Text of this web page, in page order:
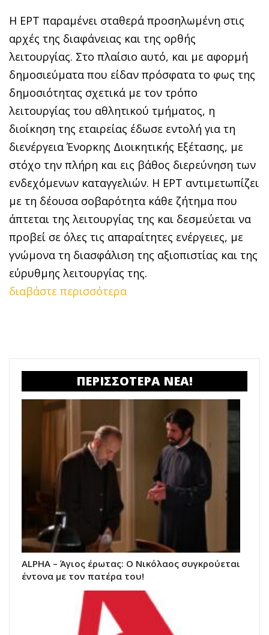
Η ΕΡΤ παραμένει σταθερά προσηλωμένη στις
αρχές της διαφάνειας και της ορθής
λειτουργίας. Στο πλαίσιο αυτό, και με αφορμή
δημοσιεύματα που είδαν πρόσφατα το φως της
δημοσιότητας σχετικά με τον τρόπο
λειτουργίας του αθλητικού τμήματος, η
διοίκηση της εταιρείας έδωσε εντολή για τη
διενέργεια Ένορκης Διοικητικής Εξέτασης, με
στόχο την πλήρη και εις βάθος διερεύνηση των
ενδεχόμενων καταγγελιών. Η ΕΡΤ αντιμετωπίζει
με τη δέουσα σοβαρότητα κάθε ζήτημα που
άπτεται της λειτουργίας της και δεσμεύεται να
προβεί σε όλες τις απαραίτητες ενέργειες, με
γνώμονα τη διασφάλιση της αξιοπιστίας και της
εύρυθμης λειτουργίας της.
διαβάστε περισσότερα
ΠΕΡΙΣΣΟΤΕΡΑ ΝΕΑ!
ALPHA – Άγιος έρωτας: Ο Νικόλαος συγκρούεται
έντονα με τον πατέρα του!